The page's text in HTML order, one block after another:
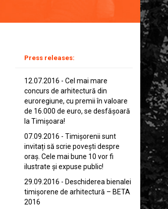
Press releases:
12.07.2016 - Cel mai mare
concurs de arhitectură din
euroregiune, cu premii în valoare
de 16.000 de euro, se desfășoară
la Timișoara!
07.09.2016 - Timișorenii sunt
invitați să scrie povești despre
oraș. Cele mai bune 10 vor fi
ilustrate și expuse public!
29.09.2016 - Deschiderea bienalei
timișorene de arhitectură – BETA
2016